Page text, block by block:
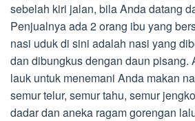
sebelah kiri jalan, bila Anda datang
Penjualnya ada 2 orang ibu yang
nasi uduk di sini adalah nasi yang
dan dibungkus dengan daun pisang.
lauk untuk menemani Anda makan
semur telur, semur tahu, semur
dadar dan aneka ragam gorengan